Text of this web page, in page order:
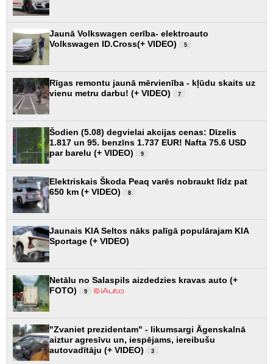
Jaunā Volkswagen cerība- elektroauto
Volkswagen ID.Cross(+ VIDEO)
5
Rīgas remontu jaunā mērvienība - kļūdu skaits uz
vienu metru darbu! (+ VIDEO)
7
Šodien (5.08) degvielai akcijas cenas: Dīzelis
1.817 un 95. benzīns 1.737 EUR! Nafta 75.6 USD
par barelu (+ VIDEO)
9
Elektriskais Škoda Peaq varēs nobraukt līdz pat
650 km (+ VIDEO)
8
Jaunais KIA Seltos nāks palīgā populārajam KIA
Sportage (+ VIDEO)
Netālu no Salaspils aizdedzies kravas auto (+
FOTO)
9
"Zvaniet prezidentam" - likumsargi Āgenskalnā
aiztur agresīvu un, iespējams, iereibušu
autovadītāju (+ VIDEO)
3